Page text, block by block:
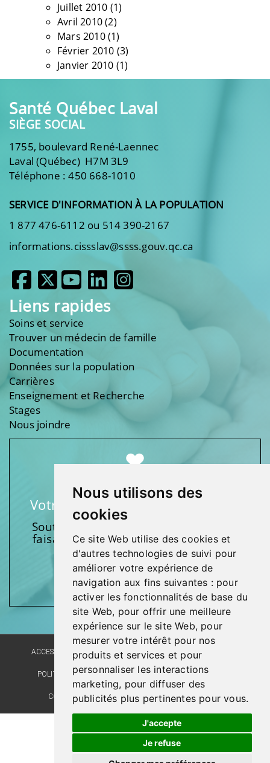
Nous utilisons des
cookies
Ce site Web utilise des cookies et
d'autres technologies de suivi pour
améliorer votre expérience de
navigation aux fins suivantes : pour
activer les fonctionnalités de base du
site Web, pour offrir une meilleure
expérience sur le site Web, pour
mesurer votre intérêt pour nos
produits et services et pour
personnaliser les interactions
marketing, pour diffuser des
publicités plus pertinentes pour vous.
J'accepte
Je refuse
Juillet 2010 (1)
Avril 2010(2)
Mars 2010(1)
Février 2010 (3)
Janvier 2010 (1)
Santé Québec Laval
SIÈGE SOCIAL
1755, boulevard René-Laennec
Laval (Québec) H7M 3L9
Téléphone : 450 668-1010
SERVICE D'INFORMATION À LA POPULATION
1 877 476-6112 ou 514 390-2167
informations.cissslav@ssss.gouv.qc.ca
Liens rapides
Soins et service
Trouver un médecin de famille
Documentation
Données sur la population
Carrières
Enseignement et Recherche
Stages
Nous joindre
Votre soutien fait une différence
Soutenez l’une de nos fondations en
faisant un don et en participant aux
activités.
Donnez généreusement!
ACCESSIBILITÉ PLAN DU SITE POLITIQUE LINGUISTIQUE
POLITIQUE DE CONFIDENTIALITÉ RÉALISATION DU SITE
COMMENTAIRES, SUGGESTIONS, REMERCIEMENTS